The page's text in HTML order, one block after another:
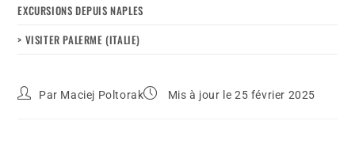
EXCURSIONS DEPUIS NAPLES
> VISITER PALERME (ITALIE)
Par Maciej Poltorak Mis à jour le 25 février 2025